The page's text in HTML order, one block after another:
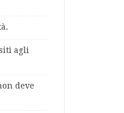
agli
deve